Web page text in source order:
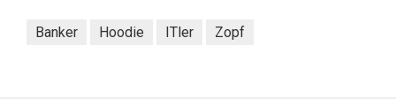
Banker Hoodie ITler Zopf